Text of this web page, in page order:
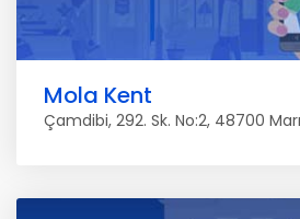
Mola Kent
Çamdibi, 292. Sk. No:2, 48700